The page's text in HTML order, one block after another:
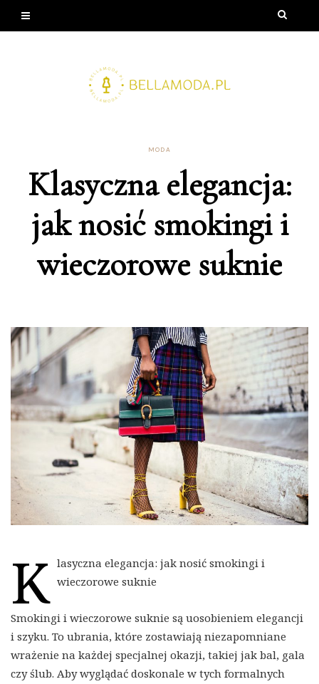
MODA
Klasyczna elegancja:
jak nosić smokingi i
wieczorowe suknie
K lasyczna elegancja: jak nosić smokingi i
wieczorowe suknie
Smokingi i wieczorowe suknie są uosobieniem elegancji
i szyku. To ubrania, które zostawiają niezapomniane
wrażenie na każdej specjalnej okazji, takiej jak bal, gala
czy ślub. Aby wyglądać doskonale w tych formalnych